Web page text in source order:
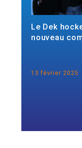
Le Dek
nouveau
13 février 2025